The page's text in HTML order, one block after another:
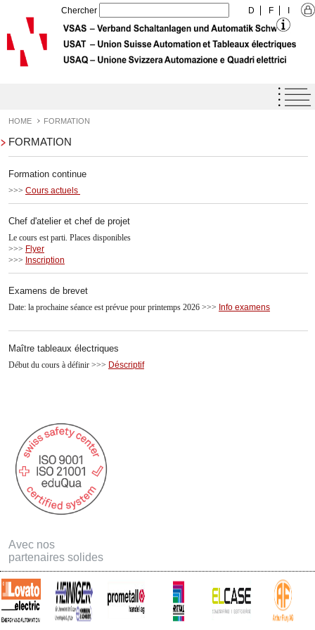
Chercher D F
Agenda
Label de qualité USAT
L'Union
Formation
Téléchargements
Offres d'emploi - Apprentissage
Contact
Links
HOME FORMATION
FORMATION
Formation continue
>>> Cours actuels
Chef d'atelier et chef de projet
Le cours est parti. Places disponibles
>>> Flyer
>>> Inscription
Examens de brevet
Date: la prochaine séance est prévue pour printemps 2026 >>> Info examens
Maître tableaux électriques
Début du cours à définir >>> Déscriptif
Avec nos
partenaires solides